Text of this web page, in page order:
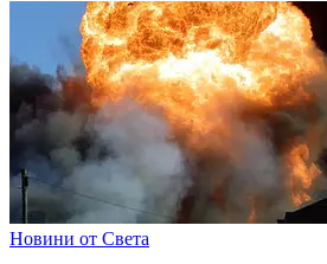
Новини от Света